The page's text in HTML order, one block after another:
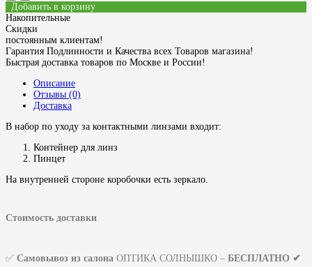
Добавить в корзину
Накопительные
Скидки
постоянным клиентам!
Гарантия Подлинности и Качества всех Товаров магазина!
Быстрая доставка товаров по Москве и России!
Описание
Отзывы (0)
Доставка
В набор по уходу за контактными линзами входит:
Контейнер для линз
Пинцет
На внутренней стороне коробочки есть зеркало.
Стоимость доставки
✅ Самовывоз из салона ОПТИКА СОЛНЫШКО – БЕСПЛАТНО ✔